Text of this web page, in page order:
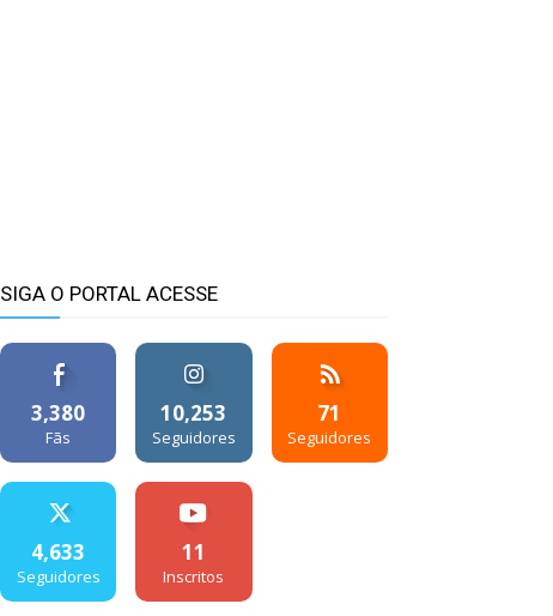
SIGA O PORTAL ACESSE
3,380
Fãs
10,253
Seguidores
71
Seguidores
4,633
Seguidores
11
Inscritos